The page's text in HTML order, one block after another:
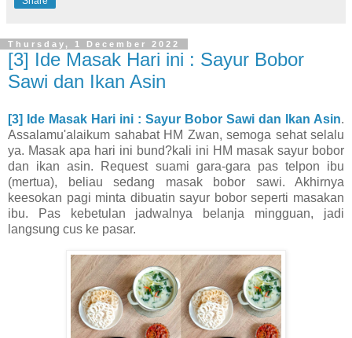
Thursday, 1 December 2022
[3] Ide Masak Hari ini : Sayur Bobor
Sawi dan Ikan Asin
[3] Ide Masak Hari ini : Sayur Bobor Sawi dan Ikan Asin.
Assalamu'alaikum sahabat HM Zwan, semoga sehat selalu
ya. Masak apa hari ini bund?kali ini HM masak sayur bobor
dan ikan asin. Request suami gara-gara pas telpon ibu
(mertua), beliau sedang masak bobor sawi. Akhirnya
keesokan pagi minta dibuatin sayur bobor seperti masakan
ibu. Pas kebetulan jadwalnya belanja mingguan, jadi
langsung cus ke pasar.